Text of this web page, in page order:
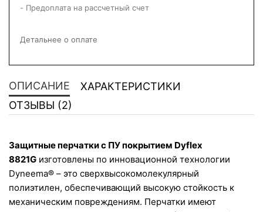
- Предоплата на рассчетный счет
Детальнее о оплате
ОПИСАНИЕ
ХАРАКТЕРИСТИКИ
ОТЗЫВЫ (2)
Защитные перчатки с ПУ покрытием Dyflex
8821G изготовлены по инновационной технологии
Dyneema® – это сверхвысокомолекулярный
полиэтилен, обеспечивающий высокую стойкость к
механическим повреждениям. Перчатки имеют